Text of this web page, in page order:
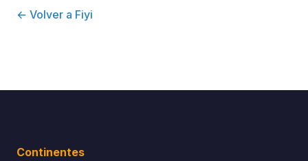
← Volver a Fiyi
Continentes